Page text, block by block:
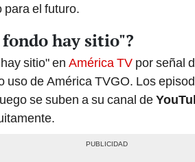
para el futuro.
hay sitio"?
sitio" en América TV por señal
uso de América TVGO. Los
se suben a su canal de